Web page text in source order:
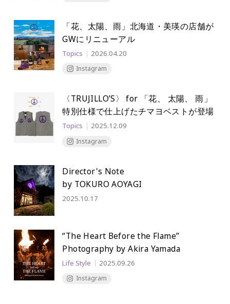
「花、太陽、雨」北海道・美瑛の店舗が
GWにリニューアル
Topics 2026.04.20
Instagram
〈TRUJILLO’S〉 for 「花、 太陽、 雨」
特別仕様で仕上げたチマヨベストが登場
Topics 2025.12.09
Instagram
Director's Note
by TOKURO AOYAGI
2025.10.17
“The Heart Before the Flame”
Photography by Akira Yamada
Life Style 2025.09.26
Instagram